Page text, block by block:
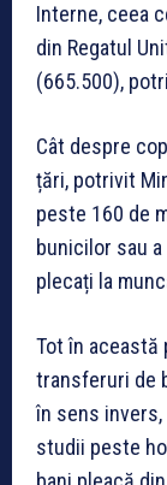
Interne, ceea
din Regatul
(665.500),
Cât despre
țări, potrivit
peste 160 de
bunicilor sau
plecați la
Tot în această
transferuri de
în sens
studii peste